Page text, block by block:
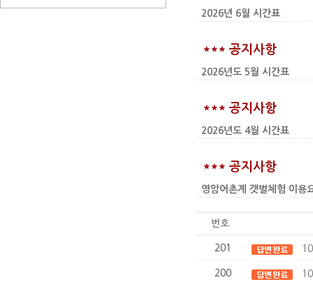
2026년 6월 시간표
*** 공지사항
2026년도 5월 시간표
*** 공지사항
2026년도 4월 시간표
*** 공지사항
영암어촌계 갯벌체험 이
번호
201
200